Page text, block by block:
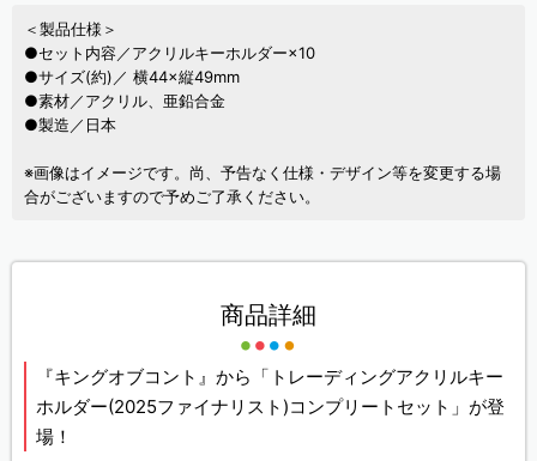
＜製品仕様＞
●セット内容／アクリルキーホルダー×10
●サイズ(約)／ 横44×縦49mm
●素材／アクリル、亜鉛合金
●製造／日本
※画像はイメージです。尚、予告なく仕様・デザイン等を変更する場
合がございますので予めご了承ください。
商品詳細
『キングオブコント』から「トレーディングアクリルキー
ホルダー(2025ファイナリスト)コンプリートセット」が登
場！